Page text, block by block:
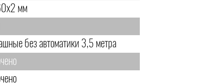
мм
без автоматики 3,5 метра